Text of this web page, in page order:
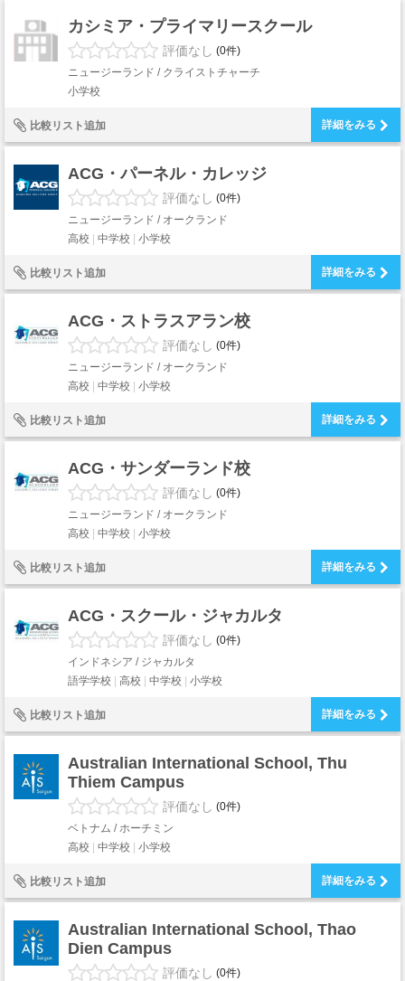
カシミア・プライマリースクール
評価なし (0件)
ニュージーランド / クライストチャーチ
小学校
比較リスト追加 詳細をみる
ACG・パーネル・カレッジ
評価なし (0件)
ニュージーランド / オークランド
高校
中学校 小学校
比較リスト追加 詳細をみる
ACG・ストラスアラン校
評価なし (0件)
ニュージーランド / オークランド
高校
中学校 小学校
比較リスト追加 詳細をみる
ACG・サンダーランド校
評価なし (0件)
ニュージーランド / オークランド
高校
中学校 小学校
比較リスト追加 詳細をみる
ACG・スクール・ジャカルタ
評価なし (0件)
インドネシア / ジャカルタ
語学学校
高校 中学校 小学校
比較リスト追加 詳細をみる
Australian International School, Thu
Thiem Campus
評価なし (0件)
ベトナム / ホーチミン
高校
中学校 小学校
比較リスト追加 詳細をみる
Australian International School, Thao
Dien Campus
評価なし (0件)